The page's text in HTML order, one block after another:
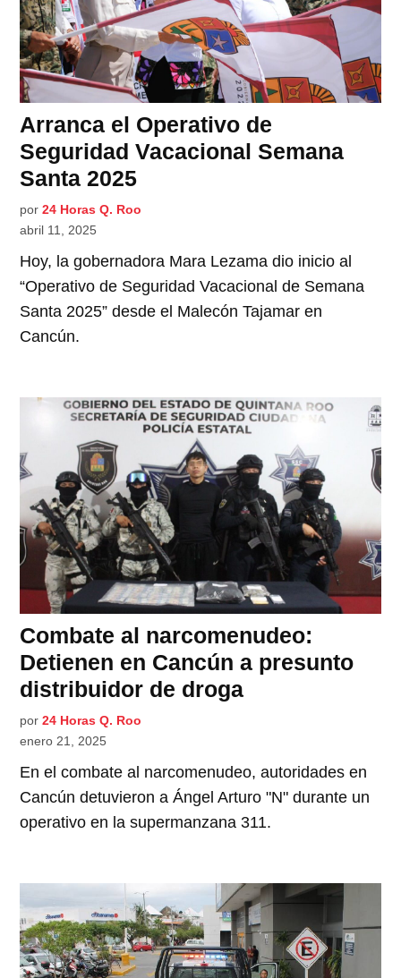
Arranca el Operativo de
Seguridad Vacacional Semana
Santa 2025
por 24 Horas Q. Roo
abril 11, 2025
Hoy, la gobernadora Mara Lezama dio inicio al
“Operativo de Seguridad Vacacional de Semana
Santa 2025” desde el Malecón Tajamar en
Cancún.
Combate al narcomenudeo:
Detienen en Cancún a presunto
distribuidor de droga
por 24 Horas Q. Roo
enero 21, 2025
En el combate al narcomenudeo, autoridades en
Cancún detuvieron a Ángel Arturo "N" durante un
operativo en la supermanzana 311.